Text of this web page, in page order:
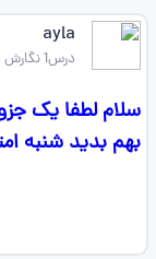
ayla
درس1 نگارش دهم
سلام لطفا یک
بهم بدید شنبه